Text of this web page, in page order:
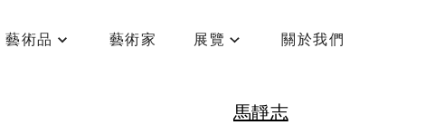
藝術品 藝術家 展覽 關於我們
紅花綠葉藍白
馬靜志